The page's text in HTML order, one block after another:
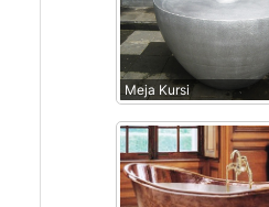
Meja Kursi